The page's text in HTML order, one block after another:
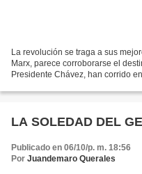
La revolución se traga a sus
Marx, parece corroborarse el
Presidente Chávez, han corrido
LA SOLEDAD DEL
Publicado en 06/10/p. m. 18:56
Por Juandemaro Querales